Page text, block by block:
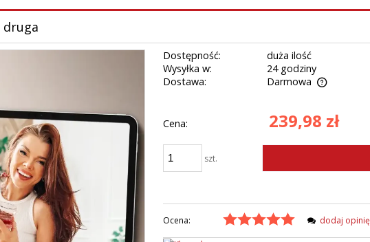
druga
Dostępność:
duża ilość
Wysyłka w:
24 godziny
Dostawa:
Darmowa
Cena: 239,98 zł
szt.
Ocena: dodaj opinię